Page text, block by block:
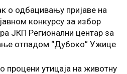
о одбацивању пријаве на
конкурсу за избор
ЈКП Регионални центар за
отпадом “Дубоко” Ужице
процени утицаја на животну